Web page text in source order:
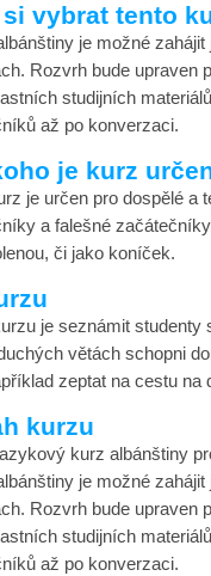
vybrat tento
je možné
Rozvrh bude upraven
studijních
až po konverzaci.
je kurz
je určen pro dospělé a
a falešné
či jako koníček.
je seznámit studenty
větách schopni
zeptat na cestu na
kurzu
kurz albánštiny
je možné
Rozvrh bude upraven
studijních
až po konverzaci.